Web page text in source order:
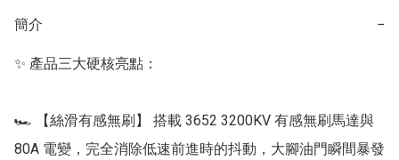
簡介 −
✨ 產品三大硬核亮點：
🏎 【絲滑有感無刷】 搭載 3652 3200KV 有感無刷馬達與
80A 電變，完全消除低速前進時的抖動，大腳油門瞬間暴發